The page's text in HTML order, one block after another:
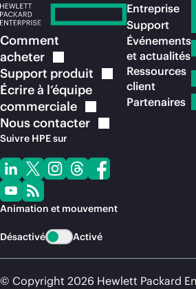
Comment
acheter
Support produit
Écrire à l’équipe
commerciale
Nouscontacter
Suivre HPE sur
Animation et mouvement
Désactivé Activé
Entreprise
Support
Événements
et actualités
Ressources
client
Partenaires
© Copyright 2026 Hewlett Packard